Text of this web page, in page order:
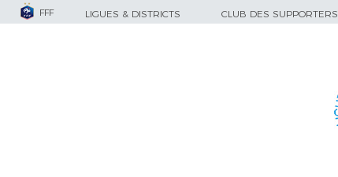
FFF LIGUES & DISTRICTS CLUB DES SUPPORTERS